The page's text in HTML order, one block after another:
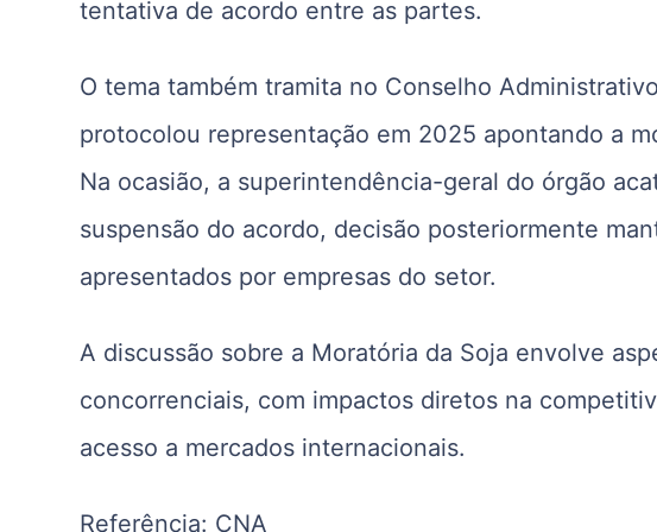
tentativa de acordo entre as partes.
O tema também tramita no Conselho
protocolou representação em 2025 apontando a
Na ocasião, a superintendência-geral do órgão
suspensão do acordo, decisão posteriormente
apresentados por empresas do setor.
A discussão sobre a Moratória da Soja envolve
concorrenciais, com impactos diretos na
acesso a mercados internacionais.
Referência: CNA